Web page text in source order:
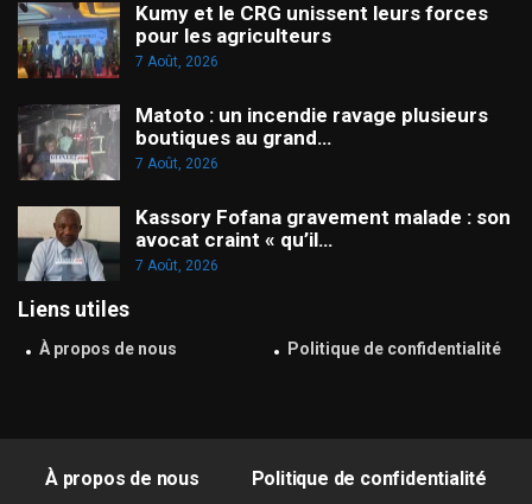
Kumy et le CRG unissent leurs forces
pour les agriculteurs
7 Août, 2026
Matoto : un incendie ravage plusieurs
boutiques au grand…
7 Août, 2026
Kassory Fofana gravement malade : son
avocat craint « qu’il…
7 Août, 2026
Liens utiles
À propos de nous Politique de confidentialité
À propos de nous Politique de confidentialité